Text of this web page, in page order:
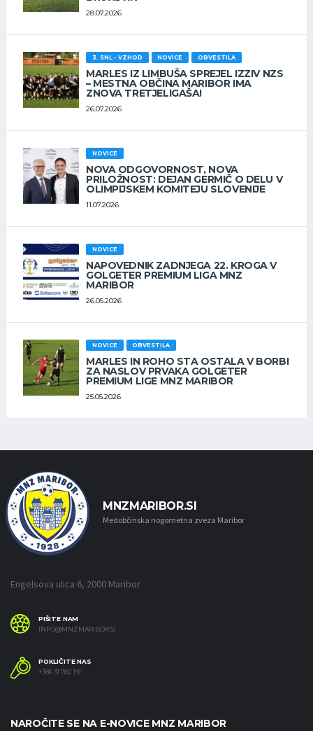
28.07.2026
3. SNL - VZHOD NOVICE OBVESTILA
MARLES IZ LIMBUŠA SPREJEL IZZIV NZS
– MESTNA OBČINA MARIBOR IMA
ZNOVA TRETJELIGAŠA!
26.07.2026
NOVICE
NOVA ODGOVORNOST, NOVA
PRILOŽNOST: DEJAN GERMIČ O DELU V
OLIMPIJSKEM KOMITEJU SLOVENIJE
11.07.2026
NOVICE
NAPOVEDNIK ZADNJEGA 22. KROGA V
GOLGETER PREMIUM LIGA MNZ
MARIBOR
26.05.2026
NOVICE OBVESTILA
MARLES IN ROHO STA OSTALA V BORBI
ZA NASLOV PRVAKA GOLGETER
PREMIUM LIGE MNZ MARIBOR
25.05.2026
MNZMARIBOR.SI
Medobčinska nogometna zveza Maribor
Engelsova ulica 6, 2000 Maribor
PIŠITE NAM
INFO@MNZMARIBOR.SI
POKLIČITE NAS
+386 31 782 191
NAROČITE SE NA E-NOVICE MNZ MARIBOR